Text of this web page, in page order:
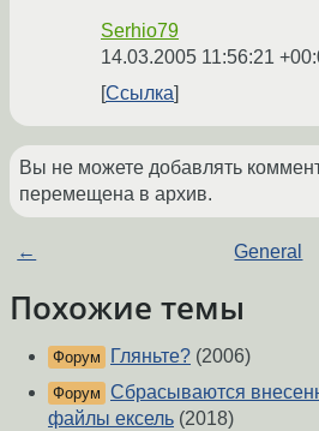
Serhio79
14.03.2005 11:56:21
Ссылка
Вы не можете добавлять
перемещена в архив.
← General
Похожие темы
Форум Гляньте? (2006)
Форум Сбрасываются
файлы ексель (2018)